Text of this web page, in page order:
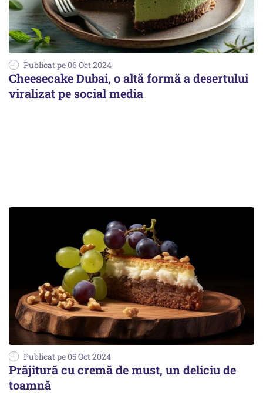
Publicat pe 06 Oct 2024
Cheesecake Dubai, o altă formă a desertului
viralizat pe social media
Publicat pe 05 Oct 2024
Prăjitură cu cremă de must, un deliciu de
toamnă